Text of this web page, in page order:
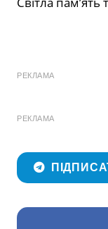
РЕКЛАМА
РЕКЛАМА